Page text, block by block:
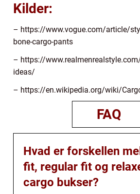
Kilder:
– https://www.vogue.com/article/
bone-cargo-pants
– https://
ideas/
– https://en.wikipedia.org/wiki/
FAQ
Hvad er forskellen
fit, regular fit og
cargo bukser?